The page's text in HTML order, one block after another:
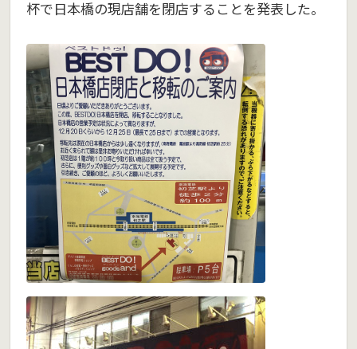
杯で日本橋の現店舗を閉店することを発表した。